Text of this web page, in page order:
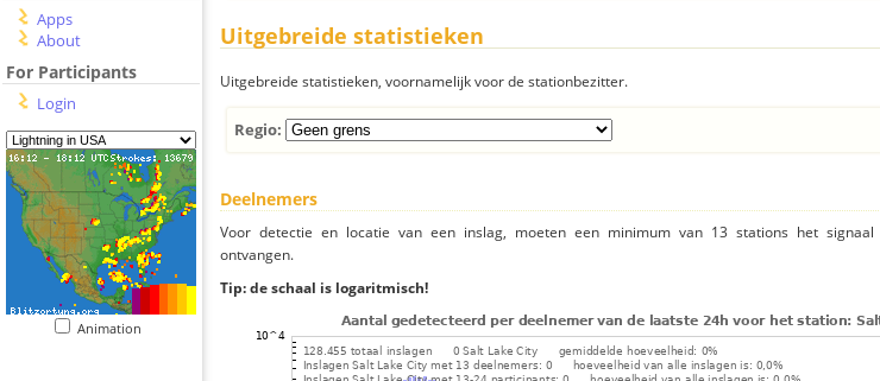
Apps
About
For Participants
Login
Animation
Uitgebreide statistieken
Uitgebreide statistieken, voornamelijk voor de stationbezitter.
Regio:
Deelnemers
Voor detectie en locatie van een inslag, moeten een minimum van 13 stations het signaal
ontvangen.
Tip: de schaal is logaritmisch!